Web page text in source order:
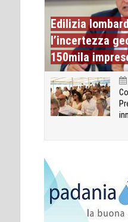
Edilizia
l’incertezza
150mila